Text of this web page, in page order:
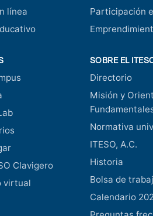
línea
Participación
Clavigero
virtual
SOBRE EL
Directorio
Misión y
Normativa
ITESO, A.C.
Historia
Bolsa de
Calendario